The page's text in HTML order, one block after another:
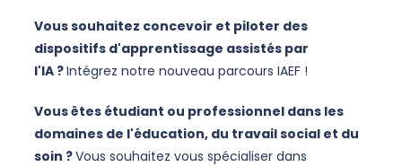
Vous souhaitez concevoir et piloter des
dispositifs d'apprentissage assistés par
l'IA ?Intégrez notre nouveau parcours IAEF !
Vous êtes étudiant ou professionnel dans les
domaines de l'éducation, du travail social et du
soin ?Vous souhaitez vous spécialiser dans